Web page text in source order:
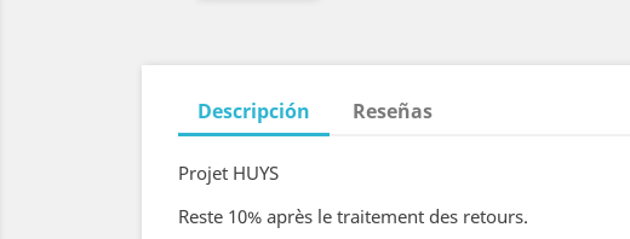
Descripción Reseñas
Projet HUYS
Reste 10% après le traitement des retours.